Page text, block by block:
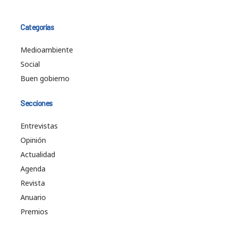
Categorías
Medioambiente
Social
Buen gobierno
Secciones
Entrevistas
Opinión
Actualidad
Agenda
Revista
Anuario
Premios